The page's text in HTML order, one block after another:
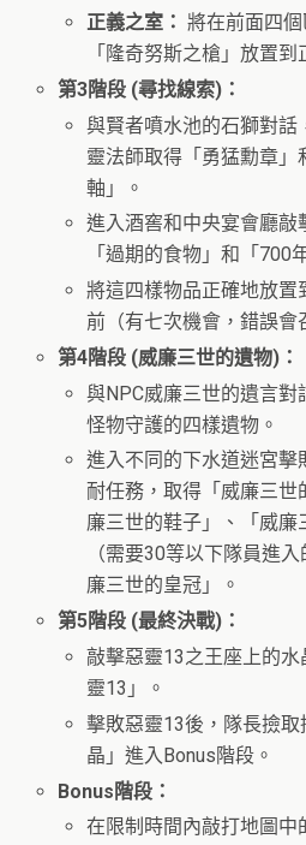
正義之室： 將在前面四
「隆奇努斯之槍」放置到
第3階段 (尋找線索)：
與賢者噴水池的石獅對話
靈法師取得「勇猛勳章」
軸」。
進入酒窖和中央宴會廳敲
「過期的食物」和「700
將這四樣物品正確地放置
前（有七次機會，錯誤會
第4階段 (威廉三世的遺物)：
與NPC威廉三世的遺言對
怪物守護的四樣遺物。
進入不同的下水道迷宮擊
耐任務，取得「威廉三世
廉三世的鞋子」、「威廉
（需要30等以下隊員進
廉三世的皇冠」。
第5階段 (最終決戰)：
敲擊惡靈13之王座上的
靈13」。
擊敗惡靈13後，隊長撿
晶」進入Bonus階段。
Bonus階段：
在限制時間內敲打地圖中